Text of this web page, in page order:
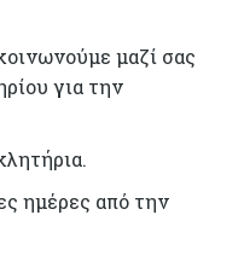
μαζί σας
για την
ημέρες από την